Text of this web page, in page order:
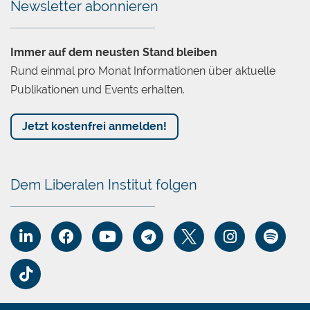
Signalwirkung
Grundsätze können auch in einem tief
wenn sie konsequent umgesetzt werden. Seine
Bilanz nach einem Jahr: Haushaltskonsolidierung,
über marktwirtschaftliche Erneuerung weit über
Argentinien hinaus.
Newsletter abonnieren
Immer auf dem neusten Stand bleiben
Rund einmal pro Monat Informationen über aktuelle
Publikationen und Events erhalten.
Jetzt kostenfrei anmelden!
Dem Liberalen Institut folgen